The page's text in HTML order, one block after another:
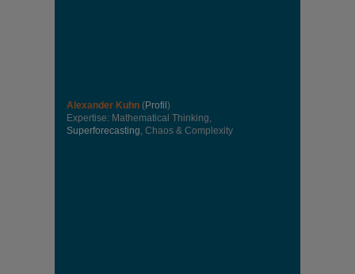
Alexander Kuhn (Profil)
Expertise: Mathematical Thinking,
Superforecasting , Chaos & Complexity